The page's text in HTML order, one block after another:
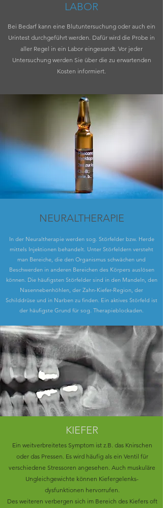
LABOR
Bei Bedarf kann eine Blutuntersuchung oder auch ein
Urintest durchgeführt werden. Dafür wird die Probe in
aller Regel in ein Labor eingesandt. Vor jeder
Untersuchung werden Sie über die zu erwartenden
Kosten informiert.
NEURALTHERAPIE
In der Neuraltherapie werden sog. Störfelder bzw. Herde
mittels Injektionen behandelt. Unter Störfeldern versteht
man Bereiche, die den Organismus schwächen und
Beschwerden in anderen Bereichen des Körpers auslösen
können. Die häufigsten Störfelder sind in den Mandeln, den
Nasennebenhöhlen, der Zahn-Kiefer-Region, der
Schilddrüse und in Narben zu finden. Ein aktives Störfeld ist
der häufigste Grund für sog. Therapieblockaden.
KIEFER
Ein weitverbreitetes Symptom ist z.B. das Knirschen
oder das Pressen. Es wird häufig als ein Ventil für
verschiedene Stressoren angesehen. Auch muskuläre
Ungleichgewichte können Kiefergelenks-
dysfunktionen hervorrufen.
Des weiteren verbergen sich im Bereich des Kiefers oft